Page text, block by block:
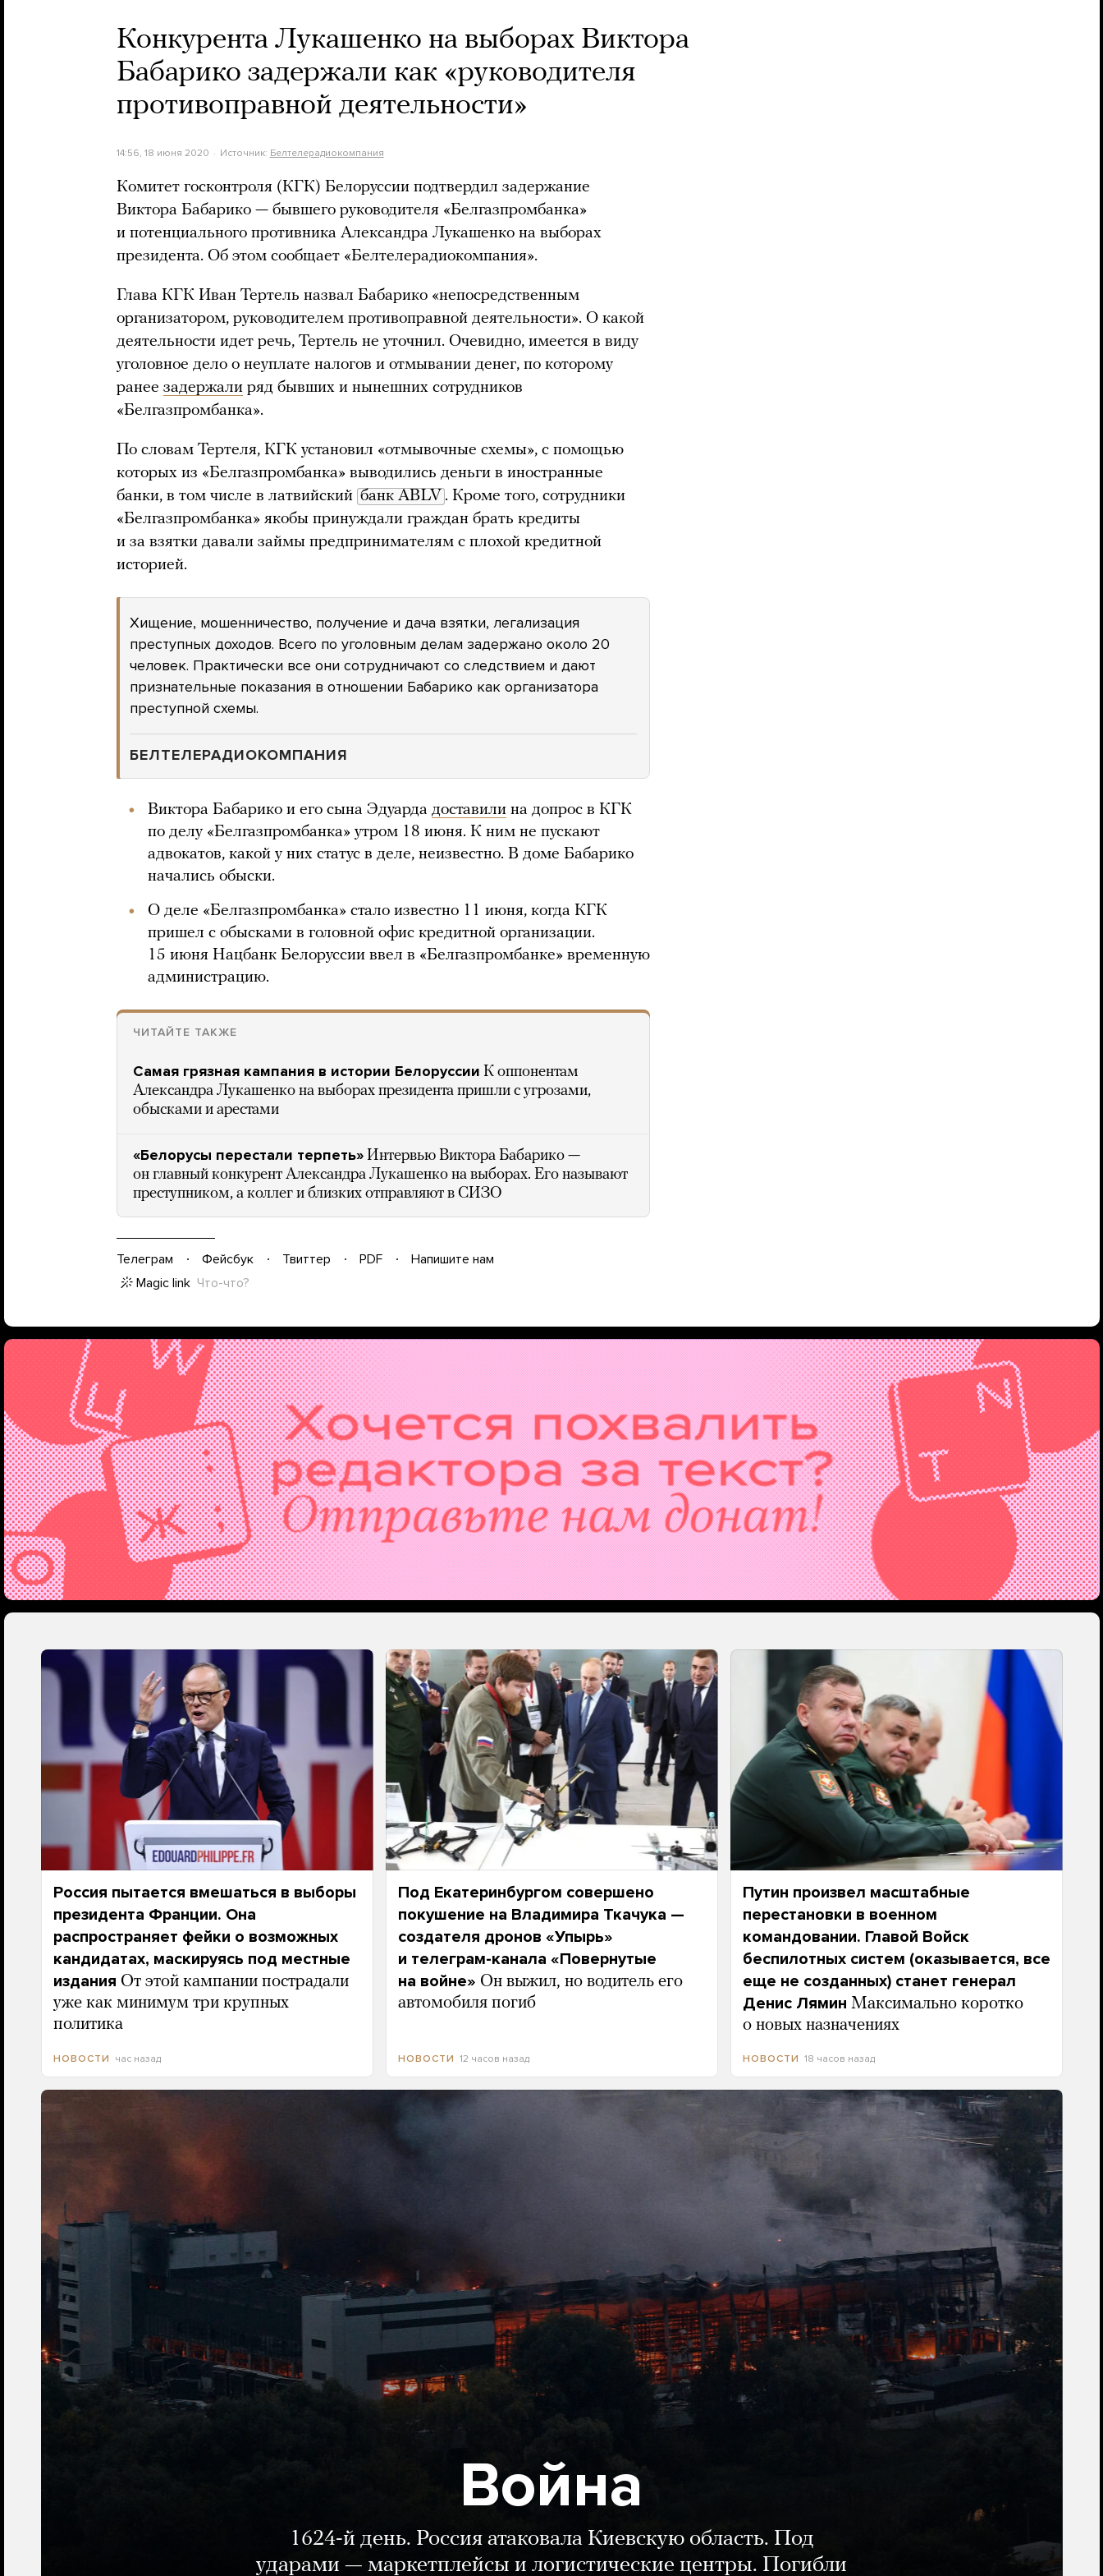
Конкурента Лукашенко на выборах Виктора
Бабарико задержали как «руководителя
противоправной деятельности»
14:56, 18 июня 2020 Источник: Белтелерадиокомпания
Комитет госконтроля (КГК) Белоруссии подтвердил задержание
Виктора Бабарико — бывшего руководителя «Белгазпромбанка»
и потенциального противника Александра Лукашенко на выборах
президента. Об этом сообщает «Белтелерадиокомпания».
Глава КГК Иван Тертель назвал Бабарико «непосредственным
организатором, руководителем противоправной деятельности». О какой
деятельности идет речь, Тертель не уточнил. Очевидно, имеется в виду
уголовное дело о неуплате налогов и отмывании денег, по которому
ранее задержали ряд бывших и нынешних сотрудников
«Белгазпромбанка».
По словам Тертеля, КГК установил «отмывочные схемы», с помощью
которых из «Белгазпромбанка» выводились деньги в иностранные
банки, в том числе в латвийский банк ABLV . Кроме того, сотрудники
«Белгазпромбанка» якобы принуждали граждан брать кредиты
и за взятки давали займы предпринимателям с плохой кредитной
историей.
Хищение, мошенничество, получение и дача взятки, легализация
преступных доходов. Всего по уголовным делам задержано около 20
человек. Практически все они сотрудничают со следствием и дают
признательные показания в отношении Бабарико как организатора
преступной схемы.
БЕЛТЕЛЕРАДИОКОМПАНИЯ
Виктора Бабарико и его сына Эдуарда доставили на допрос в КГК
по делу «Белгазпромбанка» утром 18 июня. К ним не пускают
адвокатов, какой у них статус в деле, неизвестно. В доме Бабарико
начались обыски.
О деле «Белгазпромбанка» стало известно 11 июня, когда КГК
пришел с обысками в головной офис кредитной организации.
15 июня Нацбанк Белоруссии ввел в «Белгазпромбанке» временную
администрацию.
ЧИТАЙТЕ ТАКЖЕ
Самая грязная кампания в истории Белоруссии К оппонентам
Александра Лукашенко на выборах президента пришли с угрозами,
обысками и арестами
«Белорусы перестали терпеть» Интервью Виктора Бабарико —
он главный конкурент Александра Лукашенко на выборах. Его называют
преступником, а коллег и близких отправляют в СИЗО
Телеграм Фейсбук Твиттер PDF
Напишите нам
Magic link Что-что?
Россия пытается вмешаться в выборы
президента Франции. Она
распространяет фейки о возможных
кандидатах, маскируясь под местные
издания От этой кампании пострадали
уже как минимум три крупных
политика
НОВОСТИ час назад
Под Екатеринбургом совершено
покушение на Владимира Ткачука —
создателя дронов «Упырь»
и телеграм-канала «Повернутые
на войне» Он выжил, но водитель его
автомобиля погиб
НОВОСТИ 12 часов назад
Путин произвел масштабные
перестановки в военном
командовании. Главой Войск
беспилотных систем (оказывается, все
еще не созданных) станет генерал
Денис Лямин Максимально коротко
о новых назначениях
НОВОСТИ 18 часов назад
Война
1624-й день. Россия атаковала Киевскую область. Под
ударами — маркетплейсы и логистические центры. Погибли